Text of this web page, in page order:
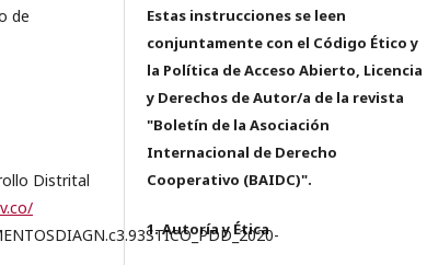
de
Distrital
Estas instrucciones se leen
conjuntamente con el Código Ético y
la Política de Acceso Abierto, Licencia
y Derechos de Autor/a de la revista
"Boletín de la Asociación
Internacional de Derecho
Cooperativo (BAIDC)".
1. Autoría y Ética